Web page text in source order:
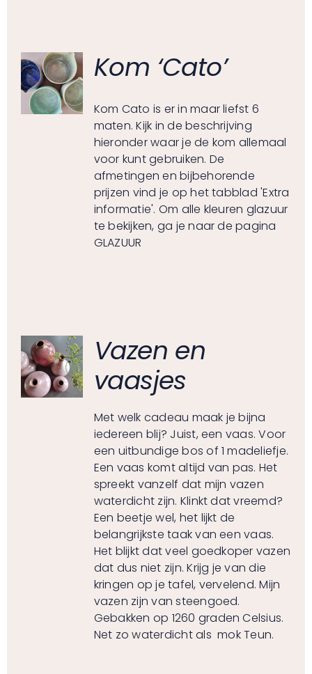
Kom ‘Cato’
Kom Cato is er in maar liefst 6
maten. Kijk in de beschrijving
hieronder waar je de kom allemaal
voor kunt gebruiken. De
afmetingen en bijbehorende
prijzen vind je op het tabblad 'Extra
informatie'. Om alle kleuren glazuur
te bekijken, ga je naar de pagina
GLAZUUR
Vazen en
vaasjes
Met welk cadeau maak je bijna
iedereen blij? Juist, een vaas. Voor
een uitbundige bos of 1 madeliefje.
Een vaas komt altijd van pas. Het
spreekt vanzelf dat mijn vazen
waterdicht zijn. Klinkt dat vreemd?
Een beetje wel, het lijkt de
belangrijkste taak van een vaas.
Het blijkt dat veel goedkoper vazen
dat dus niet zijn. Krijg je van die
kringen op je tafel, vervelend. Mijn
vazen zijn van steengoed.
Gebakken op 1260 graden Celsius.
Net zo waterdicht als mok Teun.